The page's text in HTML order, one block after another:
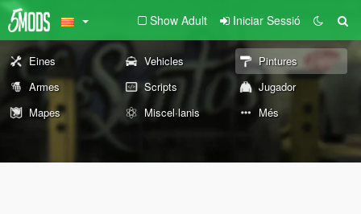
Show Adult Iniciar Sessió
Eines Vehicles
Pintures
Armes
Scripts
Jugador
Mapes
Miscel·lanis Més